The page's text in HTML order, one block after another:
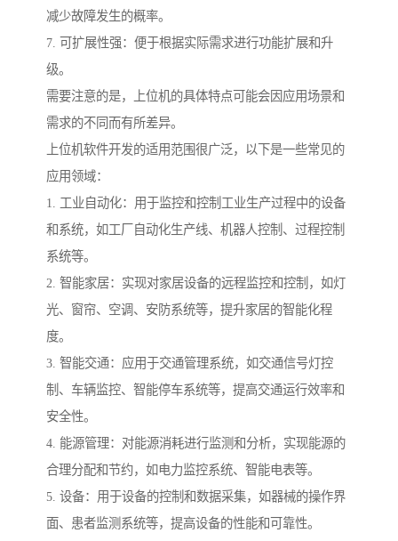
减少故障发生的概率。
7. 可扩展性强：便于根据实际需求进行功能扩展和升
级。
需要注意的是，上位机的具体特点可能会因应用场景和
需求的不同而有所差异。
上位机软件开发的适用范围很广泛，以下是一些常见的
应用领域：
1. 工业自动化：用于监控和控制工业生产过程中的设备
和系统，如工厂自动化生产线、机器人控制、过程控制
系统等。
2. 智能家居：实现对家居设备的远程监控和控制，如灯
光、窗帘、空调、安防系统等，提升家居的智能化程
度。
3. 智能交通：应用于交通管理系统，如交通信号灯控
制、车辆监控、智能停车系统等，提高交通运行效率和
安全性。
4. 能源管理：对能源消耗进行监测和分析，实现能源的
合理分配和节约，如电力监控系统、智能电表等。
5. 设备：用于设备的控制和数据采集，如器械的操作界
面、患者监测系统等，提高设备的性能和可靠性。